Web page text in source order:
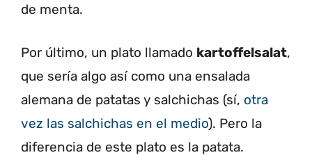
de menta.
Por último, un plato llamado kartoffelsalat,
que sería algo así como una ensalada
alemana de patatas y salchichas (sí, otra
vez las salchichas en el medio). Pero la
diferencia de este plato es la patata.